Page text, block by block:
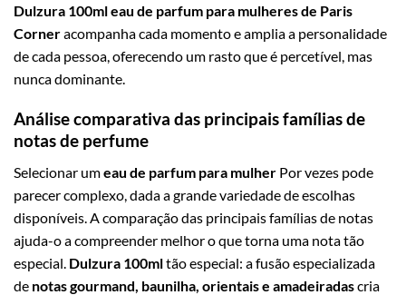
Dulzura 100ml eau de parfum para mulheres de Paris
Corneracompanha cada momento e amplia a personalidade
de cada pessoa, oferecendo um rasto que é percetível, mas
nunca dominante.
Análise comparativa das principais famílias de
notas de perfume
Selecionar umeau de parfum para mulher Por vezes pode
parecer complexo, dada a grande variedade de escolhas
disponíveis. A comparação das principais famílias de notas
ajuda-o a compreender melhor o que torna uma nota tão
especial. Dulzura 100mltão especial: a fusão especializada
de notas gourmand, baunilha, orientais e amadeiradascria